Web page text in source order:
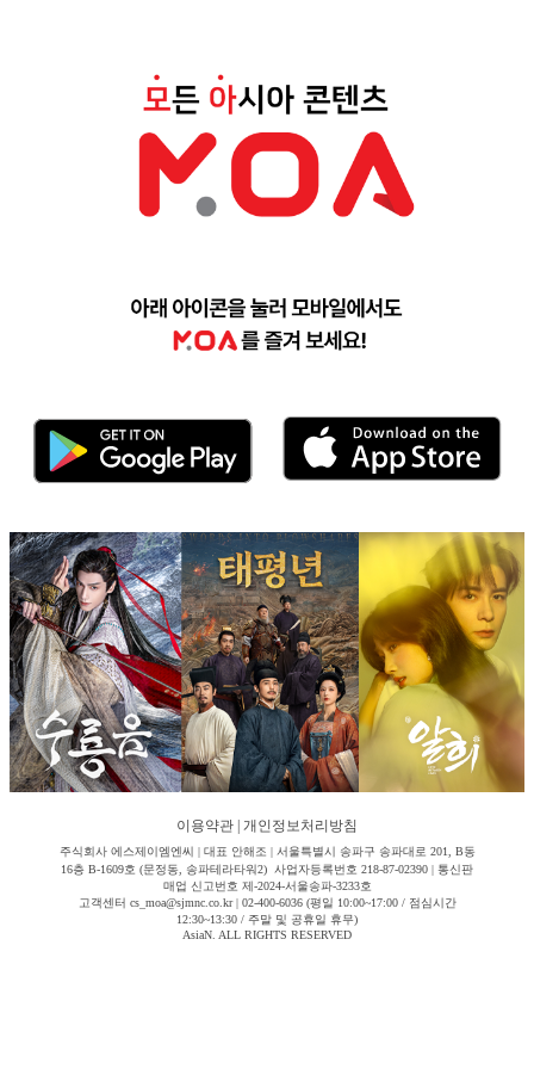
이용약관 개인정보처리방침
주식회사 에스제이엠엔씨 | 대표 안해조 | 서울특별시 송파구 송파대로 201, B동
16층 B-1609호 (문정동, 송파테라타워2) 사업자등록번호 218-87-02390 | 통신판
매업 신고번호 제-2024-서울송파-3233호
고객센터 cs_moa@sjmnc.co.kr | 02-400-6036 (평일 10:00~17:00 / 점심시간
12:30~13:30 / 주말 및 공휴일 휴무)
AsiaN. ALL RIGHTS RESERVED